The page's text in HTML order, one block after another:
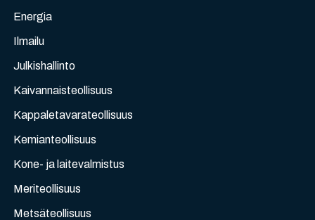
Energia
Ilmailu
Julkishallinto
Kaivannaisteollisuus
Kappaletavarateollisuus
Kemianteollisuus
Kone- ja laitevalmistus
Meriteollisuus
Metsäteollisuus